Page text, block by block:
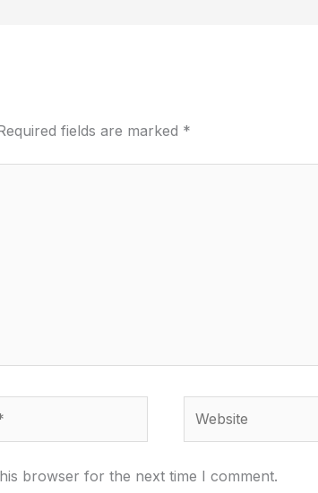
fields are marked *
browser for the next time I comment.